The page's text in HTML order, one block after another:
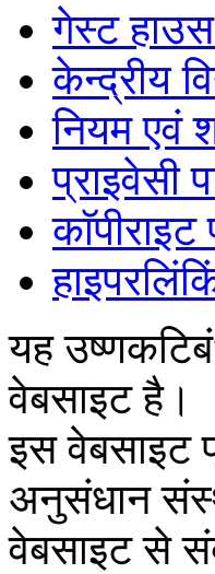
गेस्ट हाउस
केन्द्रीय
नियम एवं
प्राइवेसी
काॅपीराइट
यह
वेबसाइट है।
इस वेबसाइट
अनुसंधान
वेबसाइट से